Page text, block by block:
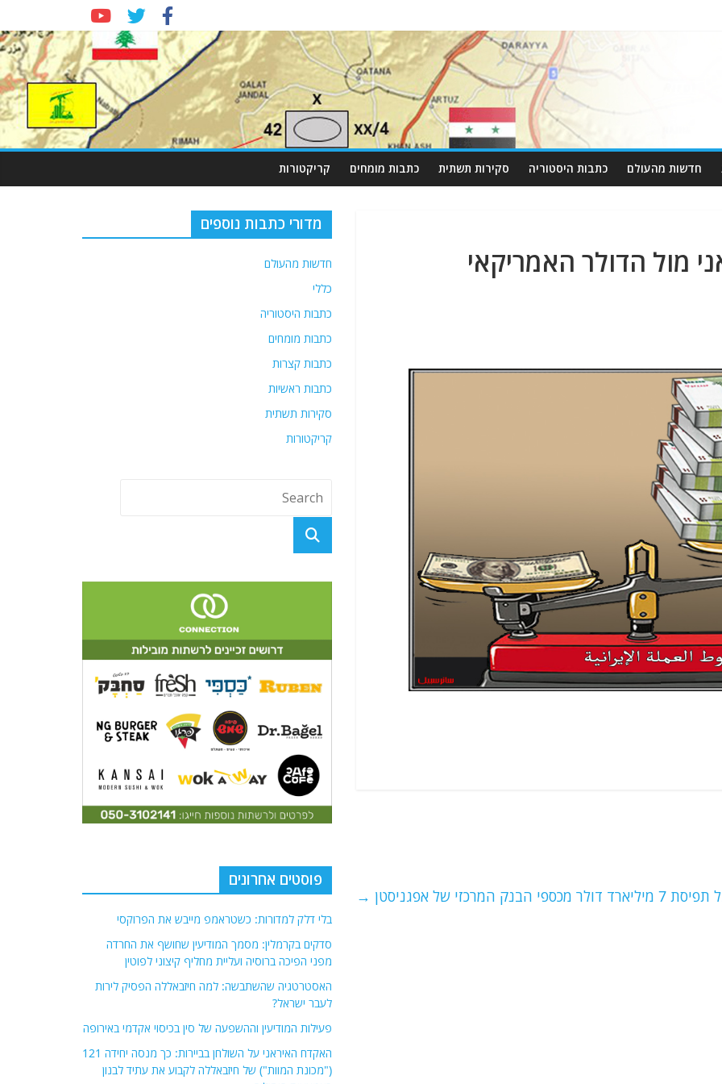
חדשות מהעולם כתבות היסטוריה סקירות תשתית כתבות מומחים קריקטורות
מול הדולר האמריקאי
הבנק המרכזי של אפגניסטן →
מדורי כתבות נוספים
חדשות מהעולם
כללי
כתבות היסטוריה
כתבות מומחים
כתבות קצרות
כתבות ראשיות
סקירות תשתית
קריקטורות
פוסטים אחרונים
בלי דלק למדורות: כשטראמפ מייבש את הפרוקסי
סדקים בקרמלין: מסמך המודיעין שחושף את החרדה
מפני הפיכה ברוסיה ועליית מחליף קיצוני לפוטין
האסטרטגיה שהשתבשה: למה חיזבאללה הפסיק לירות
לעבר ישראל?
פעילות המודיעין וההשפעה של סין בכיסוי אקדמי באירופה
האקדח האיראני על השולחן בביירות: כך מנסה יחידה 121
("מכונת המוות") של חיזבאללה לקבוע את עתיד לבנון